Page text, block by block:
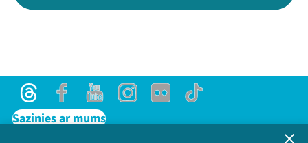
ThreadsFacebookYoutubeInstagram
Flick TikTok
Sazinies ar mums